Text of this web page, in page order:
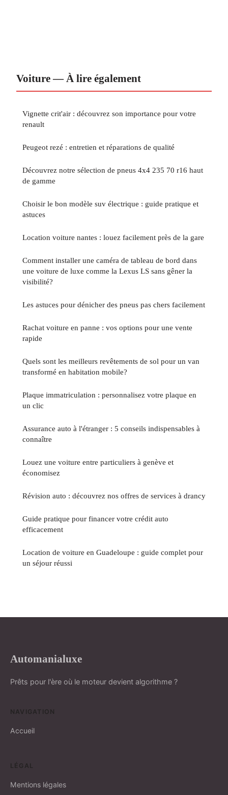
Voiture — À lire également
Vignette crit'air : découvrez son importance pour votre
renault
Peugeot rezé : entretien et réparations de qualité
Découvrez notre sélection de pneus 4x4 235 70 r16 haut
de gamme
Choisir le bon modèle suv électrique : guide pratique et
astuces
Location voiture nantes : louez facilement près de la gare
Comment installer une caméra de tableau de bord dans
une voiture de luxe comme la Lexus LS sans gêner la
visibilité?
Les astuces pour dénicher des pneus pas chers facilement
Rachat voiture en panne : vos options pour une vente
rapide
Quels sont les meilleurs revêtements de sol pour un van
transformé en habitation mobile?
Plaque immatriculation : personnalisez votre plaque en
un clic
Assurance auto à l'étranger : 5 conseils indispensables à
connaître
Louez une voiture entre particuliers à genève et
économisez
Révision auto : découvrez nos offres de services à drancy
Guide pratique pour financer votre crédit auto
efficacement
Location de voiture en Guadeloupe : guide complet pour
un séjour réussi
Automanialuxe
Prêts pour l'ère où le moteur devient algorithme ?
NAVIGATION
Accueil
LÉGAL
Mentions légales